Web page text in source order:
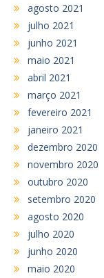
agosto 2021
julho 2021
junho 2021
maio 2021
abril 2021
março 2021
fevereiro 2021
janeiro 2021
dezembro 2020
novembro 2020
outubro 2020
setembro 2020
agosto 2020
julho 2020
junho 2020
maio 2020